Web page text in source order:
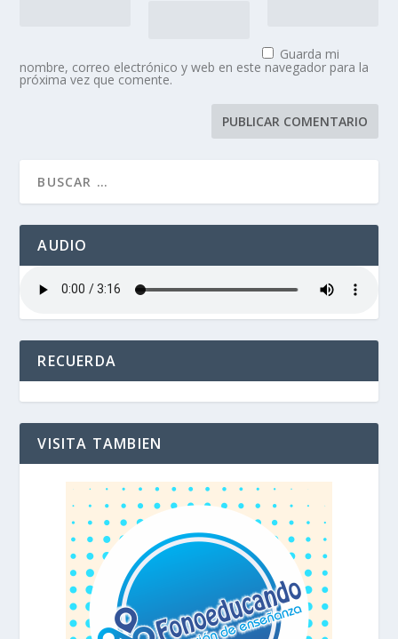
Guarda mi
nombre, correo electrónico y web en este navegador para la
próxima vez que comente.
AUDIO
RECUERDA
VISITA TAMBIEN